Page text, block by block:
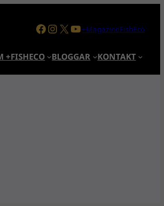
Facebook
Instagram
X YouTube
+MagazineFishEco
+FISHECO BLOGGAR KONTAKT